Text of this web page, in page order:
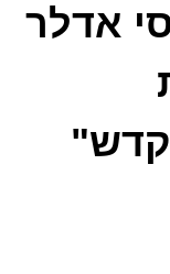
אדלר